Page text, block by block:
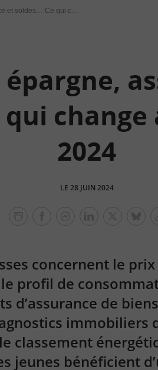
Gaz, DPE, épargne, assurance et soldes… Ce qui change au 1er juillet 2024
épargne,
qui
2024
LE 28 JUIN 2024
concernent le
profil de
d’assurance de
immobiliers
classement
jeunes bénéficient